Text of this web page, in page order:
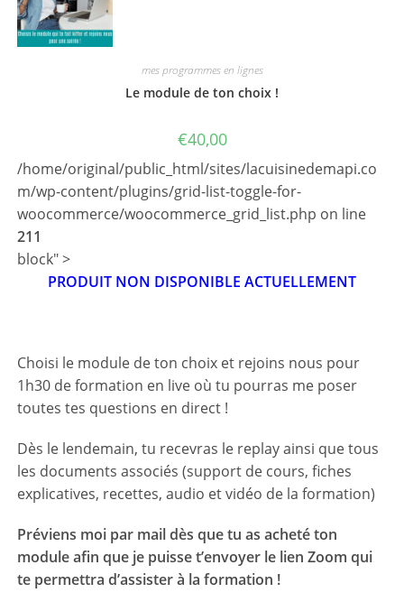
mes programmes en lignes
Le module de ton choix !
€40,00
/home/original/public_html/sites/lacuisinedemapi.co
m/wp-content/plugins/grid-list-toggle-for-
woocommerce/woocommerce_grid_list.php on line
211
block" >
PRODUIT NON DISPONIBLE ACTUELLEMENT
Choisi le module de ton choix et rejoins nous pour
1h30 de formation en live où tu pourras me poser
toutes tes questions en direct !
Dès le lendemain, tu recevras le replay ainsi que tous
les documents associés (support de cours, fiches
explicatives, recettes, audio et vidéo de la formation)
Préviens moi par mail dès que tu as acheté ton
module afin que je puisse t’envoyer le lien Zoom qui
te permettra d’assister à la formation !